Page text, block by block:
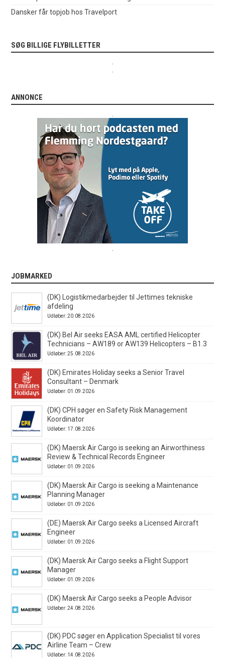
Dansker får topjob hos Travelport
SØG BILLIGE FLYBILLETTER
ANNONCE
JOBMARKED
(DK) Logistikmedarbejder til Jettimes tekniske
afdeling
Udløber: 20.08.2026
(DK) Bel Air seeks EASA AML certified Helicopter
Technicians – AW189 or AW139 Helicopters – B1.3
Udløber: 25.08.2026
(DK) Emirates Holiday seeks a Senior Travel
Consultant – Denmark
Udløber: 01.09.2026
(DK) CPH søger en Safety Risk Management
Koordinator
Udløber: 17.08.2026
(DK) Maersk Air Cargo is seeking an Airworthiness
Review & Technical Records Engineer
Udløber: 01.09.2026
(DK) Maersk Air Cargo is seeking a Maintenance
Planning Manager
Udløber: 01.09.2026
(DE) Maersk Air Cargo seeks a Licensed Aircraft
Engineer
Udløber: 01.09.2026
(DK) Maersk Air Cargo seeks a Flight Support
Manager
Udløber: 01.09.2026
(DK) Maersk Air Cargo seeks a People Advisor
Udløber: 24.08.2026
(DK) PDC søger en Application Specialist til vores
Airline Team – Crew
Udløber: 14.08.2026